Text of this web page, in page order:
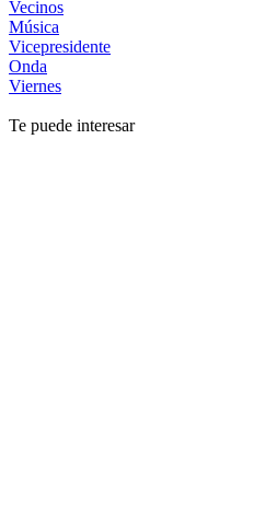
Vecinos
Música
Vicepresidente
Onda
Viernes
Te puede interesar